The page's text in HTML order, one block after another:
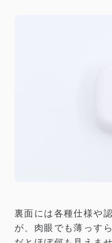
裏面には各種仕様や
が、肉眼でも薄っす